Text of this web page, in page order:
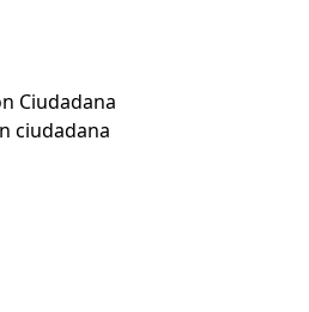
Ciudadana
ciudadana